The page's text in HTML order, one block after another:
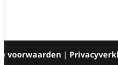
voorwaarden |